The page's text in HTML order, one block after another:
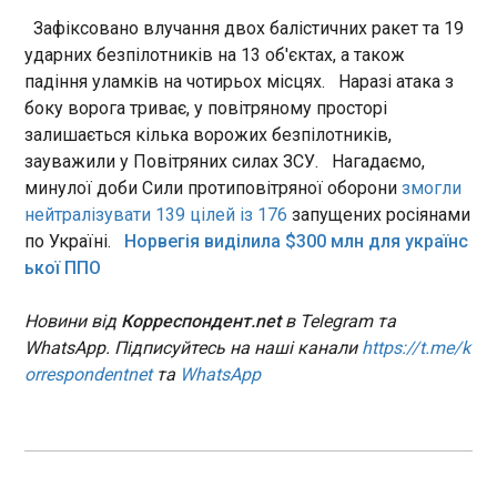
Ми покажемо, як їх робити", – заявив він. Також
Дональд Трамп заявив, що українські
далекобійні удари по російських НПЗ "є
ескалацією, яка здатна привести до кінця
війни". Американський лідер заявив, що у нього з
Зеленським чудові стосунки. "Від Овального
офісу і до сьогодні – дорога далека. Але ми це
пройшли і це ще не кінець. Це новий початок", –
резюмував Трамп.
ЧИТАТЬ
В Україні з’являться бригади ліквідаторів
наслідків обстрілів
06:29:41
В Україні створять національні бригади
відновлення, які допомагатимуть громадам
оперативно ліквідовувати наслідки російських
обстрілів. Про це у середу, 8 липня, заявив
міністр розвитку громад та територій Олексій
"Перевіряли на Бандеру": у Польщі
Зафіксовано влучання двох балістичних ракет та 19
ударних безпілотників на 13 об'єктах, а також
падіння уламків на чотирьох місцях. Наразі атака з
боку ворога триває, у повітряному просторі
залишається кілька ворожих безпілотників,
зауважили у Повітряних силах ЗСУ. Нагадаємо,
минулої доби Сили протиповітряної оборонизмогли
нейтралізувати 139 цілей із 176 запущених росіянами
по Україні. Норвегія виділила $300 млн для українс
ької ППО
Новини від Корреспондент.netв Telegram та
WhatsApp. Підписуйтесь на наші канали https://t.me/k
orrespondentnetта WhatsApp